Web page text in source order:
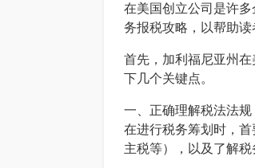
在美国创立公司是许
务报税攻略，以帮助读
首先，加利福尼亚州
下几个关键点。
一、正确理解税法法规
在进行税务筹划时，
主税等），以及了解